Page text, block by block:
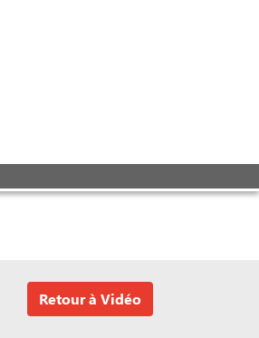
Retour à Vidéo